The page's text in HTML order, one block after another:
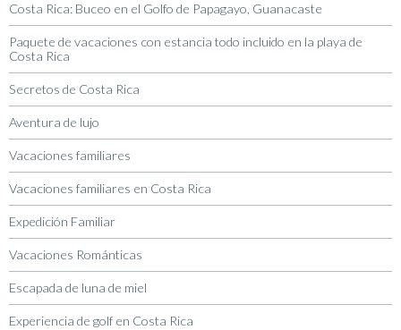
Costa Rica: Buceo en el Golfo de Papagayo, Guanacaste
Paquete de vacaciones con estancia todo incluido en la playa de
Costa Rica
Secretos de Costa Rica
Aventura de lujo
Vacaciones familiares
Vacaciones familiares en Costa Rica
Expedición Familiar
Vacaciones Románticas
Escapada de luna de miel
Experiencia de golf en Costa Rica